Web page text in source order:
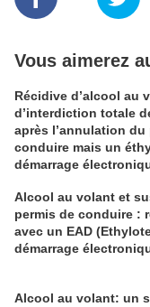
Vous aimerez
Récidive d’alcool au
d’interdiction totale
après l’annulation du
conduire mais un
démarrage
Alcool au volant et
permis de conduire :
avec un EAD
démarrage
Alcool au volant: un